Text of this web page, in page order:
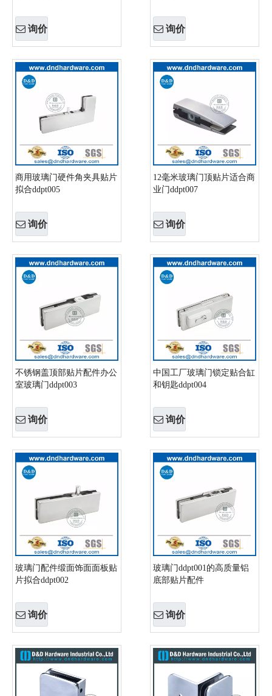
询价 询价
商用玻璃门硬件角夹具贴片
拟合ddpt005
询价
12毫米玻璃门顶贴片适合商
业门ddpt007
询价
不锈钢盖顶部贴片配件办公
室玻璃门ddpt003
询价
中国工厂玻璃门锁定贴合缸
和钥匙ddpt004
询价
玻璃门配件缎面饰面面板贴
片拟合ddpt002
询价
玻璃门ddpt001的高质量铝
底部贴片配件
询价